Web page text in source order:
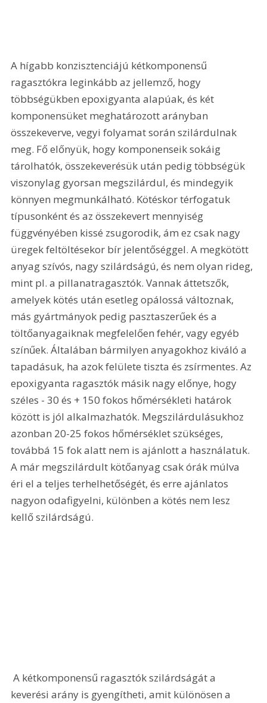
A hígabb konzisztenciájú kétkomponensű
ragasztókra leginkább az jellemző, hogy
többségükben epoxigyanta alapúak, és két
komponensüket meghatározott arányban
összekeverve, vegyi folyamat során szilárdulnak
meg. Fő előnyük, hogy komponenseik sokáig
tárolhatók, összekeverésük után pedig többségük
viszonylag gyorsan megszilárdul, és mindegyik
könnyen megmunkálható. Kötéskor térfogatuk
típusonként és az összekevert mennyiség
függvényében kissé zsugorodik, ám ez csak nagy
üregek feltöltésekor bír jelentőséggel. A megkötött
anyag szívós, nagy szilárdságú, és nem olyan rideg,
mint pl. a pillanatragasztók. Vannak áttetszők,
amelyek kötés után esetleg opálossá változnak,
más gyártmányok pedig pasztaszerűek és a
töltőanyagaiknak megfelelően fehér, vagy egyéb
színűek. Általában bármilyen anyagokhoz kiváló a
tapadásuk, ha azok felülete tiszta és zsírmentes. Az
epoxigyanta ragasztók másik nagy előnye, hogy
széles - 30 és + 150 fokos hőmérsékleti határok
között is jól alkalmazhatók. Megszilárdulásukhoz
azonban 20-25 fokos hőmérséklet szükséges,
továbbá 15 fok alatt nem is ajánlott a használatuk.
A már megszilárdult kötőanyag csak órák múlva
éri el a teljes terhelhetőségét, és erre ajánlatos
nagyon odafigyelni, különben a kötés nem lesz
kellő szilárdságú.
A kétkomponensű ragasztók szilárdságát a
keverési arány is gyengítheti, amit különösen a